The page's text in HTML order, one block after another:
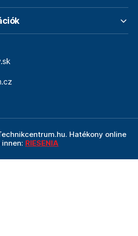
Hatékony online
RIESENIA